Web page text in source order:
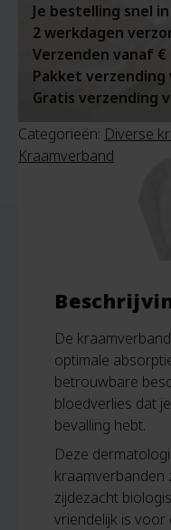
Je bestelling snel
2 werkdagen
Verzenden vanaf €
Pakket verzending
Gratis verzending
Categorieën: Diverse
Kraamverband
De
optimale
betrouwbare
bloedverlies dat
bevalling hebt.
Deze
kraamverbanden
zijdezacht
vriendelijk is voor